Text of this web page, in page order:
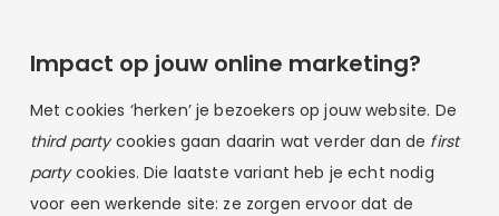
Impact op jouw online marketing?
Met cookies ‘herken’ je bezoekers op jouw website. De
third partycookies gaan daarin wat verder dan de first
partycookies. Die laatste variant heb je echt nodig
voor een werkende site: ze zorgen ervoor dat de